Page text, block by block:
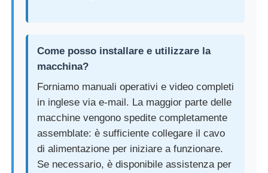
Come posso installare e utilizzare la
macchina?
Forniamo manuali operativi e video completi
in inglese via e-mail. La maggior parte delle
macchine vengono spedite completamente
assemblate: è sufficiente collegare il cavo
di alimentazione per iniziare a funzionare.
Se necessario, è disponibile assistenza per